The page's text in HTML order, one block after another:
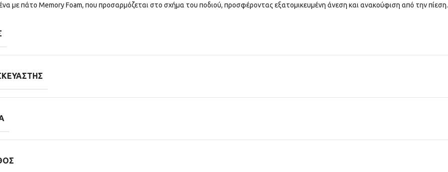
με πάτο Memory Foam, που προσαρμόζεται στο σχήμα του ποδιού, προσφέροντας εξατομικευμένη άνεση και ανακούφιση από την πίεση.